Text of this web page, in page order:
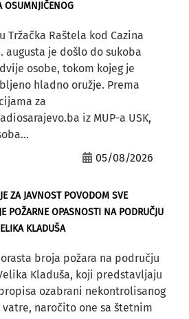
OSUMNJIČENOG
Tržačka Raštela kod Cazina
augusta je došlo do sukoba
osobe, tokom kojeg je
hladno oružje. Prema
za
iz MUP-a USK,
05/08/2026
ZA JAVNOST POVODOM SVE
POŽARNE OPASNOSTI NA PODRUČJU
KLADUŠA
broja požara na području
Kladuša, koji predstavljaju
ozabrani nekontrolisanog
naročito one sa štetnim